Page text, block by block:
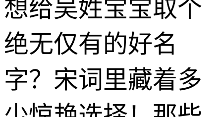
想给吴姓宝宝取个
绝无仅有的好名
字？宋词里藏着多